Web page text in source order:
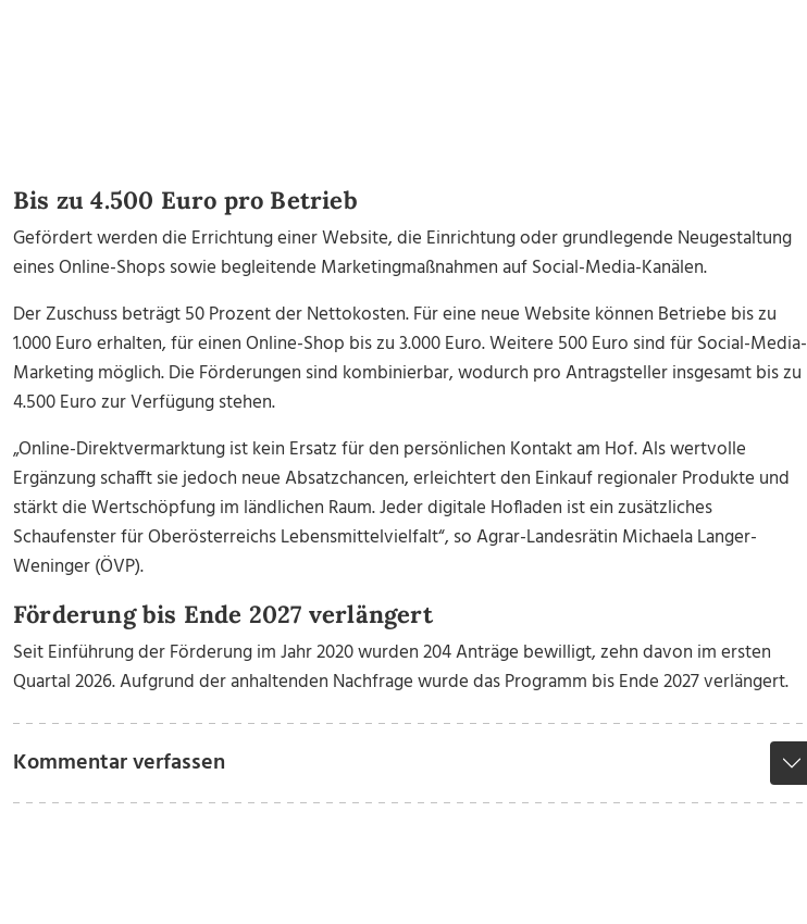
Bis zu 4.500 Euro pro Betrieb
Gefördert werden die Errichtung einer Website, die Einrichtung oder grundlegende Neugestaltung
eines Online-Shops sowie begleitende Marketingmaßnahmen auf Social-Media-Kanälen.
Der Zuschuss beträgt 50 Prozent der Nettokosten.Für eine neue Website können Betriebe bis zu
1.000 Euro erhalten, für einen Online-Shop bis zu 3.000 Euro. Weitere 500 Euro sind für Social-Media-
Marketing möglich. Die Förderungen sind kombinierbar, wodurch pro Antragsteller insgesamt bis zu
4.500 Euro zur Verfügung stehen.
„Online-Direktvermarktung ist kein Ersatz für den persönlichen Kontakt am Hof. Als wertvolle
Ergänzung schafft sie jedoch neue Absatzchancen, erleichtert den Einkauf regionaler Produkte und
stärkt die Wertschöpfung im ländlichen Raum. Jeder digitale Hofladen ist ein zusätzliches
Schaufenster für Oberösterreichs Lebensmittelvielfalt“, so Agrar-Landesrätin Michaela Langer-
Weninger (ÖVP).
Förderung bis Ende 2027 verlängert
Seit Einführung der Förderung im Jahr 2020 wurden 204 Anträge bewilligt, zehn davon im ersten
Quartal 2026. Aufgrund der anhaltenden Nachfrage wurde das Programm bis Ende 2027 verlängert.
Kommentar verfassen